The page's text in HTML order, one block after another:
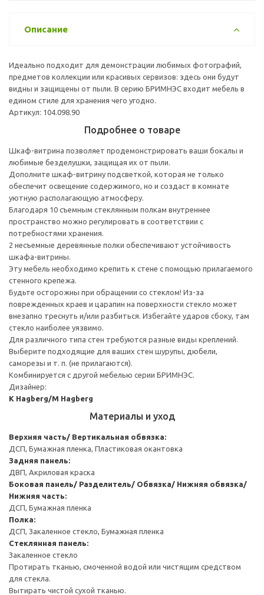
Описание
Идеально подходит для демонстрации любимых фотографий,
предметов коллекции или красивых сервизов: здесь они будут
видны и защищены от пыли. В серию БРИМНЭС входит мебель в
едином стиле для хранения чего угодно.
Артикул: 104.098.90
Подробнее о товаре
Шкаф-витрина позволяет продемонстрировать ваши бокалы и
любимые безделушки, защищая их от пыли.
Дополните шкаф-витрину подсветкой, которая не только
обеспечит освещение содержимого, но и создаст в комнате
уютную располагающую атмосферу.
Благодаря 10 съемным стеклянным полкам внутреннее
пространство можно регулировать в соответствии с
потребностями хранения.
2 несъемные деревянные полки обеспечивают устойчивость
шкафа-витрины.
Эту мебель необходимо крепить к стене с помощью прилагаемого
стенного крепежа.
Будьте осторожны при обращении со стеклом! Из-за
поврежденных краев и царапин на поверхности стекло может
внезапно треснуть и/или разбиться. Избегайте ударов сбоку, там
стекло наиболее уязвимо.
Для различного типа стен требуются разные виды креплений.
Выберите подходящие для ваших стен шурупы, дюбели,
саморезы и т. п. (не прилагаются).
Комбинируется с другой мебелью серии БРИМНЭС.
Дизайнер:
K Hagberg/M Hagberg
Материалы и уход
Верхняя часть/ Вертикальная обвязка:
ДСП, Бумажная пленка, Пластиковая окантовка
Задняя панель:
ДВП, Акриловая краска
Боковая панель/ Разделитель/ Обвязка/ Нижняя обвязка/
Нижняя часть:
ДСП, Бумажная пленка
Полка:
ДСП, Закаленное стекло, Бумажная пленка
Стеклянная панель:
Закаленное стекло
Протирать тканью, смоченной водой или чистящим средством
для стекла.
Вытирать чистой сухой тканью.